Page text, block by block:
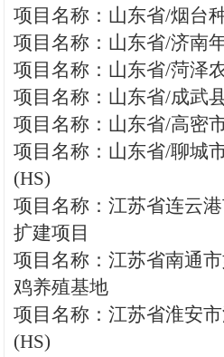
项目名称：山东省/烟台
项目名称：山东省/济南
项目名称：山东省/菏泽
项目名称：山东省/成武
项目名称：山东省/高密
项目名称：山东省/聊城
(HS)
项目名称：江苏省连云
扩建项目
项目名称：江苏省南通
鸡养殖基地
项目名称：江苏省淮安
(HS)